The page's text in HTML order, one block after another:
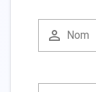
Nom